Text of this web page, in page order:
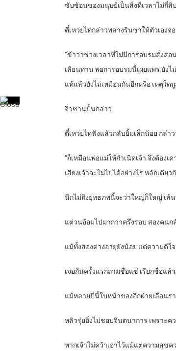
ซับซ้อนของมนุษย์เป็นสิ่งที่เวลาไม่กี่สิ
ตี๋เหว่ยไท่กล่าวพลางรินชาให้ตัวเองจ
“ข้าว่าช่วงเวลาที่ไม่มีการอบรมสั่งส
เลียนท่าน พอการอบรมนี้เผยแพร่ ยั
แท้แล้วยังไม่เหมือนกันอีกหรือ เหตุใ
จิ่วซานปั้นกล่าว
ตี๋เหว่ยไท่ฟังแล้วกลับยิ้มเล็กน้อย กล่า
“ก็เหมือนพ่อแม่ให้กำเนิดเจ้า จึงต้อง
เสียงเจ้าจะไม่ไปได้อย่างไร หลักเดี
นึกไม่ถึงยุทธภพนี้จะว่าใหญ่ก็ใหญ่ เส้
แต่วนอ้อมไปมากว่าครึ่งรอบ สองคน
แม้ทั้งสองต่างอายุยังน้อย แต่ความดี
เจอกันครั้งแรกถามชื่อแซ่ เรียกชื่อแล้
แม้หลายปีนี้ใบหน้าของอีกฝ่ายเลือนร
หลิวรุ่ยอิ่งไม่ชอบจินตนาการ เพราะค
หากเจ้าไม่คว้าเอาไว้แม้แต่ความสุข